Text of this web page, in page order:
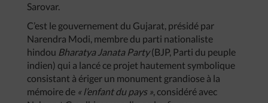
Sarovar.
C’est le gouvernement du Gujarat, présidé par
Narendra Modi, membre du parti nationaliste
hindou Bharatya Janata Party(BJP, Parti du peuple
indien) qui a lancé ce projet hautement symbolique
consistant à ériger un monument grandiose à la
mémoire de « l’enfant du pays », considéré avec